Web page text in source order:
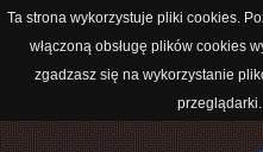
Ta strona wykorzystuje pliki cookies.
włączoną obsługę plików cookies
zgadzasz się na wykorzystanie
przeglądarki.